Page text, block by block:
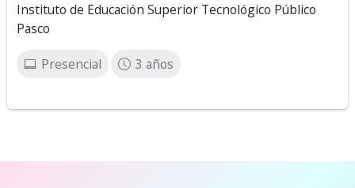
Instituto de Educación Superior Tecnológico Público
Pasco
Presencial 3 años